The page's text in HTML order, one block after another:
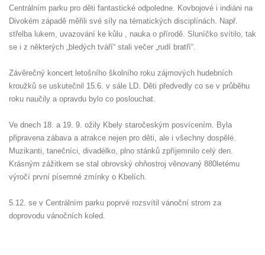
Centrálním parku pro děti fantastické odpoledne. Kovbojové i indiáni na
Divokém západě měřili své síly na tématických disciplínách. Např.
střelba lukem, uvazování ke kůlu , nauka o přírodě. Sluníčko svítilo, tak
se i z některých „bledých tváří“ stali večer „rudí bratří“.
Závěrečný koncert letošního školního roku zájmových hudebních
kroužků se uskutečnil 15.6. v sále LD. Děti předvedly co se v průběhu
roku naučily a opravdu bylo co poslouchat.
Ve dnech 18. a 19. 9. ožily Kbely staročeským posvícením. Byla
připravena zábava a atrakce nejen pro děti, ale i všechny dospělé.
Muzikanti, tanečníci, divadélko, plno stánků zpříjemnilo celý den.
Krásným zážitkem se stal obrovský ohňostroj věnovaný 880letému
výročí první písemné zmínky o Kbelích.
5.12. se v Centrálním parku poprvé rozsvítil vánoční strom za
doprovodu vánočních koled.